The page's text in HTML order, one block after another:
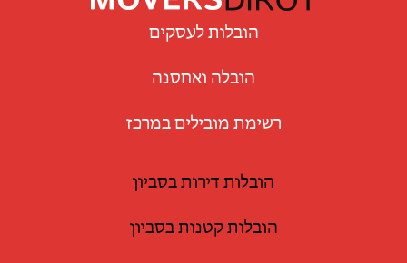
הובלות לעסקים
הובלה ואחסנה
רשימת מובילים במרכז
הובלות דירות בסביון
הובלות קטנות בסביון